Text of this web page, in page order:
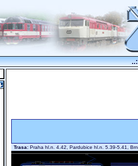
Trasa: Praha hl.n. 4.42, Pardubice hl.n. 5.39-5.41,